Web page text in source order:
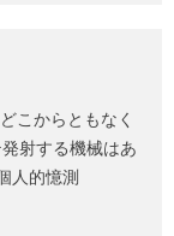
こからともなく
射する機械はあ
人的憶測